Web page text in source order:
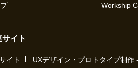
Workship
サイト
イト UXデザイン・プロトタイプ制作